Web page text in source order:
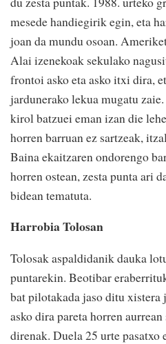
mesede handiegirik egin, eta
joan da mundu osoan.
Alai izenekoak sekulako
frontoi asko eta asko itxi dira,
jardunerako lekua mugatu
kirol batzuei eman izan die
horren barruan ez sartzeak,
Baina ekaitzaren ondorengo
horren ostean, zesta punta ari
bidean tematuta.
Harrobia Tolosan
Tolosak aspaldidanik dauka
puntarekin. Beotibar
bat pilotakada jaso ditu xistera
asko dira pareta horren
direnak. Duela 25 urte pasatxo